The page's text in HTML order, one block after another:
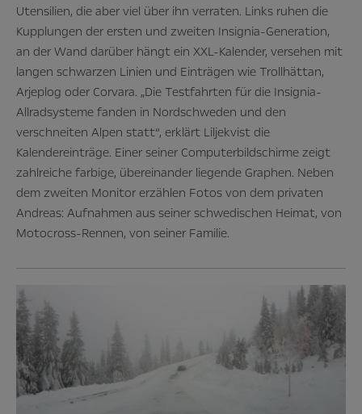
Utensilien, die aber viel über ihn verraten. Links ruhen die
Kupplungen der ersten und zweiten Insignia-Generation,
an der Wand darüber hängt ein XXL-Kalender, versehen mit
langen schwarzen Linien und Einträgen wie Trollhättan,
Arjeplog oder Corvara. „Die Testfahrten für die Insignia-
Allradsysteme fanden in Nordschweden und den
verschneiten Alpen statt“, erklärt Liljekvist die
Kalendereinträge. Einer seiner Computerbildschirme zeigt
zahlreiche farbige, übereinander liegende Graphen. Neben
dem zweiten Monitor erzählen Fotos von dem privaten
Andreas: Aufnahmen aus seiner schwedischen Heimat, von
Motocross-Rennen, von seiner Familie.